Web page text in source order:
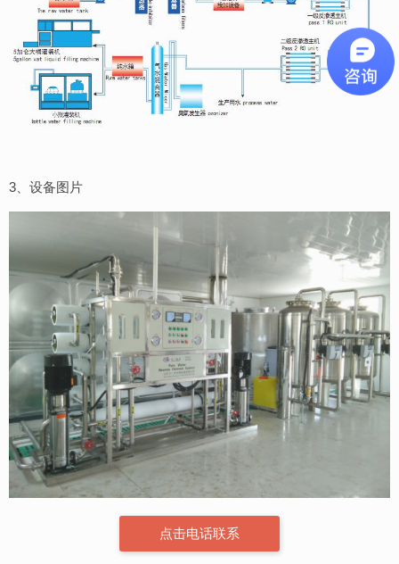
3、设备图片
点击电话联系